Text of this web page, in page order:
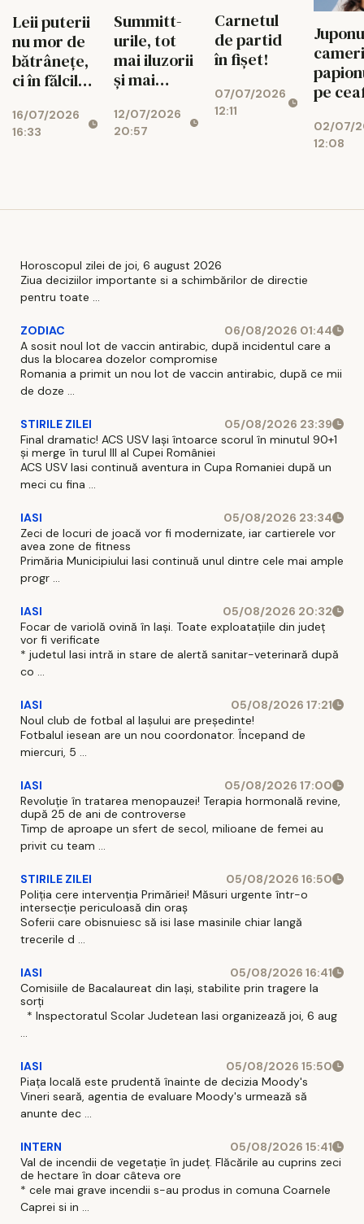
Leii puterii
nu mor de
bătrânețe,
ci în fălcile
16/07/2026
16:33
Summitt-
urile, tot
mai iluzorii
și mai
12/07/2026
20:57
Carnetul
de partid
în fișet!
07/07/2026
12:11
pe
02/07/
12:08
Horoscopul zilei de joi, 6 august 2026
Ziua deciziilor importante si a schimbărilor de directie
pentru toate ...
ZODIAC
06/08/2026 01:44
A sosit noul lot de vaccin antirabic, după incidentul care a
dus la blocarea dozelor compromise
Romania a primit un nou lot de vaccin antirabic, după ce mii
de doze ...
STIRILE ZILEI
05/08/2026 23:39
Final dramatic! ACS USV Iași întoarce scorul în minutul 90+1
și merge în turul III al Cupei României
ACS USV Iasi continuă aventura in Cupa Romaniei după un
meci cu fina ...
IASI
05/08/2026 23:34
Zeci de locuri de joacă vor fi modernizate, iar cartierele vor
avea zone de fitness
Primăria Municipiului Iasi continuă unul dintre cele mai ample
progr ...
IASI
05/08/2026 20:32
Focar de variolă ovină în Iași. Toate exploatațiile din județ
vor fi verificate
* judetul Iasi intră in stare de alertă sanitar-veterinară după
co ...
IASI
05/08/2026 17:21
Noul club de fotbal al Iașului are președinte!
Fotbalul iesean are un nou coordonator. Începand de
miercuri, 5 ...
IASI
05/08/2026 17:00
Revoluție în tratarea menopauzei! Terapia hormonală revine,
după 25 de ani de controverse
Timp de aproape un sfert de secol, milioane de femei au
privit cu team ...
STIRILE ZILEI
05/08/2026 16:50
Poliția cere intervenția Primăriei! Măsuri urgente într-o
intersecție periculoasă din oraș
Soferii care obisnuiesc să isi lase masinile chiar langă
trecerile d ...
IASI
05/08/2026 16:41
Comisiile de Bacalaureat din Iași, stabilite prin tragere la
sorți
* Inspectoratul Scolar Judetean Iasi organizează joi, 6 aug
...
IASI
05/08/2026 15:50
Piața locală este prudentă înainte de decizia Moody's
Vineri seară, agentia de evaluare Moody's urmează să
anunte dec ...
INTERN
05/08/2026 15:41
Val de incendii de vegetație în județ. Flăcările au cuprins zeci
de hectare în doar câteva ore
* cele mai grave incendii s-au produs in comuna Coarnele
Caprei si in ...